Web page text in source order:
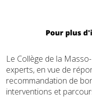
Le Collège de la
experts, en vue de
recommandation de
interventions et